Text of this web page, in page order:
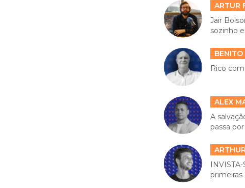
ARTUR
Jair
sozinho
BENITO
Rico
ALEX
A
passa por
primeiras